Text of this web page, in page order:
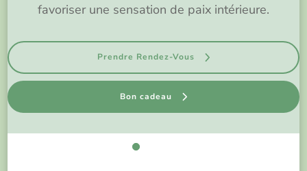
favoriser une sensation de paix intérieure.
Prendre Rendez-Vous
Bon cadeau